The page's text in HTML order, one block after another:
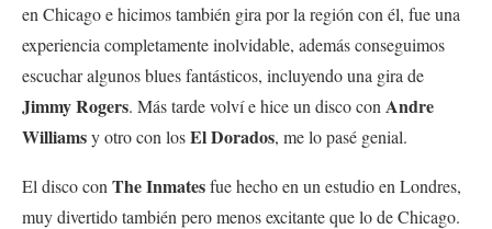
en Chicago e hicimos también gira por la región con él, fue una
experiencia completamente inolvidable, además conseguimos
escuchar algunos blues fantásticos, incluyendo una gira de
Jimmy Rogers. Más tarde volví e hice un disco con Andre
Williamsy otro con losEl Dorados, me lo pasé genial.
El disco con The Inmatesfue hecho en un estudio en Londres,
muy divertido también pero menos excitante que lo de Chicago.